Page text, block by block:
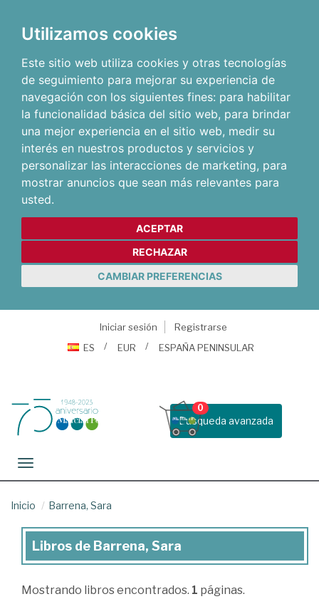
Utilizamos cookies
Este sitio web utiliza cookies y otras tecnologías
de seguimiento para mejorar su experiencia de
navegación con los siguientes fines: para habilitar
la funcionalidad básica del sitio web, para brindar
una mejor experiencia en el sitio web, medir su
interés en nuestros productos y servicios y
personalizar las interacciones de marketing, para
mostrar anuncios que sean más relevantes para
usted.
ACEPTAR
RECHAZAR
CAMBIAR PREFERENCIAS
Iniciar sesión
Registrarse
ES
EUR ESPAÑA PENINSULAR
Busqueda avanzada
0
Toggle navigation
Inicio Barrena, Sara
Libros
Barrena,
Libros de Barrena, Sara
Mostrando libros encontrados. 1 páginas.